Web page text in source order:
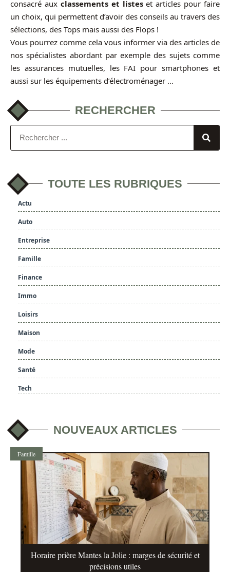
consacré aux classements et listeset articles pour faire
un choix, qui permettent d’avoir des conseils au travers des
sélections, des Tops mais aussi des Flops !
Vous pourrez comme cela vous informer via des articles de
nos spécialistes abordant par exemple des sujets comme
les assurances mutuelles, les FAI pour smartphones et
aussi sur les équipements d’électroménager …
RECHERCHER
TOUTE LES RUBRIQUES
Actu
Auto
Entreprise
Famille
Finance
Immo
Loisirs
Maison
Mode
Santé
Tech
NOUVEAUX ARTICLES
Famille
Horaire prière Mantes la Jolie : marges de sécurité et
précisions utiles